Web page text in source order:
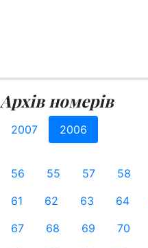
Архів номерів
2007 2006
56 55 57 58
61
62 63 64
67
68 69 70